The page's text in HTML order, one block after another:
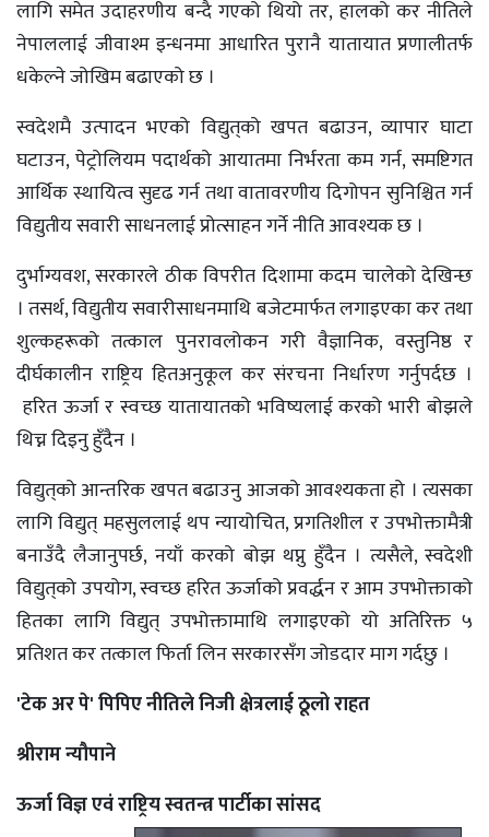
लागि समेत उदाहरणीय बन्दै गएको थियो तर, हालको कर नीतिले
नेपाललाई जीवाश्म इन्धनमा आधारित पुरानै यातायात प्रणालीतर्फ
धकेल्ने जोखिम बढाएको छ ।
स्वदेशमै उत्पादन भएको विद्युत्‌को खपत बढाउन, व्यापार घाटा
घटाउन, पेट्रोलियम पदार्थको आयातमा निर्भरता कम गर्न, समष्टिगत
आर्थिक स्थायित्व सुदृढ गर्न तथा वातावरणीय दिगोपन सुनिश्चित गर्न
विद्युतीय सवारी साधनलाई प्रोत्साहन गर्ने नीति आवश्यक छ ।
दुर्भाग्यवश, सरकारले ठीक विपरीत दिशामा कदम चालेको देखिन्छ
। तसर्थ, विद्युतीय सवारीसाधनमाथि बजेटमार्फत लगाइएका कर तथा
शुल्कहरूको तत्काल पुनरावलोकन गरी वैज्ञानिक, वस्तुनिष्ठ र
दीर्घकालीन राष्ट्रिय हितअनुकूल कर संरचना निर्धारण गर्नुपर्दछ ।
हरित ऊर्जा र स्वच्छ यातायातको भविष्यलाई करको भारी बोझले
थिच्न दिइनु हुँदैन ।
विद्युत्‌को आन्तरिक खपत बढाउनु आजको आवश्यकता हो । त्यसका
लागि विद्युत् महसुललाई थप न्यायोचित, प्रगतिशील र उपभोक्तामैत्री
बनाउँदै लैजानुपर्छ, नयाँ करको बोझ थप्नु हुँदैन । त्यसैले, स्वदेशी
विद्युत्‌को उपयोग, स्वच्छ हरित ऊर्जाको प्रवर्द्धन र आम उपभोक्ताको
हितका लागि विद्युत् उपभोक्तामाथि लगाइएको यो अतिरिक्त ५
प्रतिशत कर तत्काल फिर्ता लिन सरकारसँग जोडदार माग गर्दछु ।
'टेक अर पे' पिपिए नीतिले निजी क्षेत्रलाई ठूलो राहत
श्रीराम न्यौपाने
ऊर्जा विज्ञ एवं राष्ट्रिय स्वतन्त्र पार्टीका सांसद